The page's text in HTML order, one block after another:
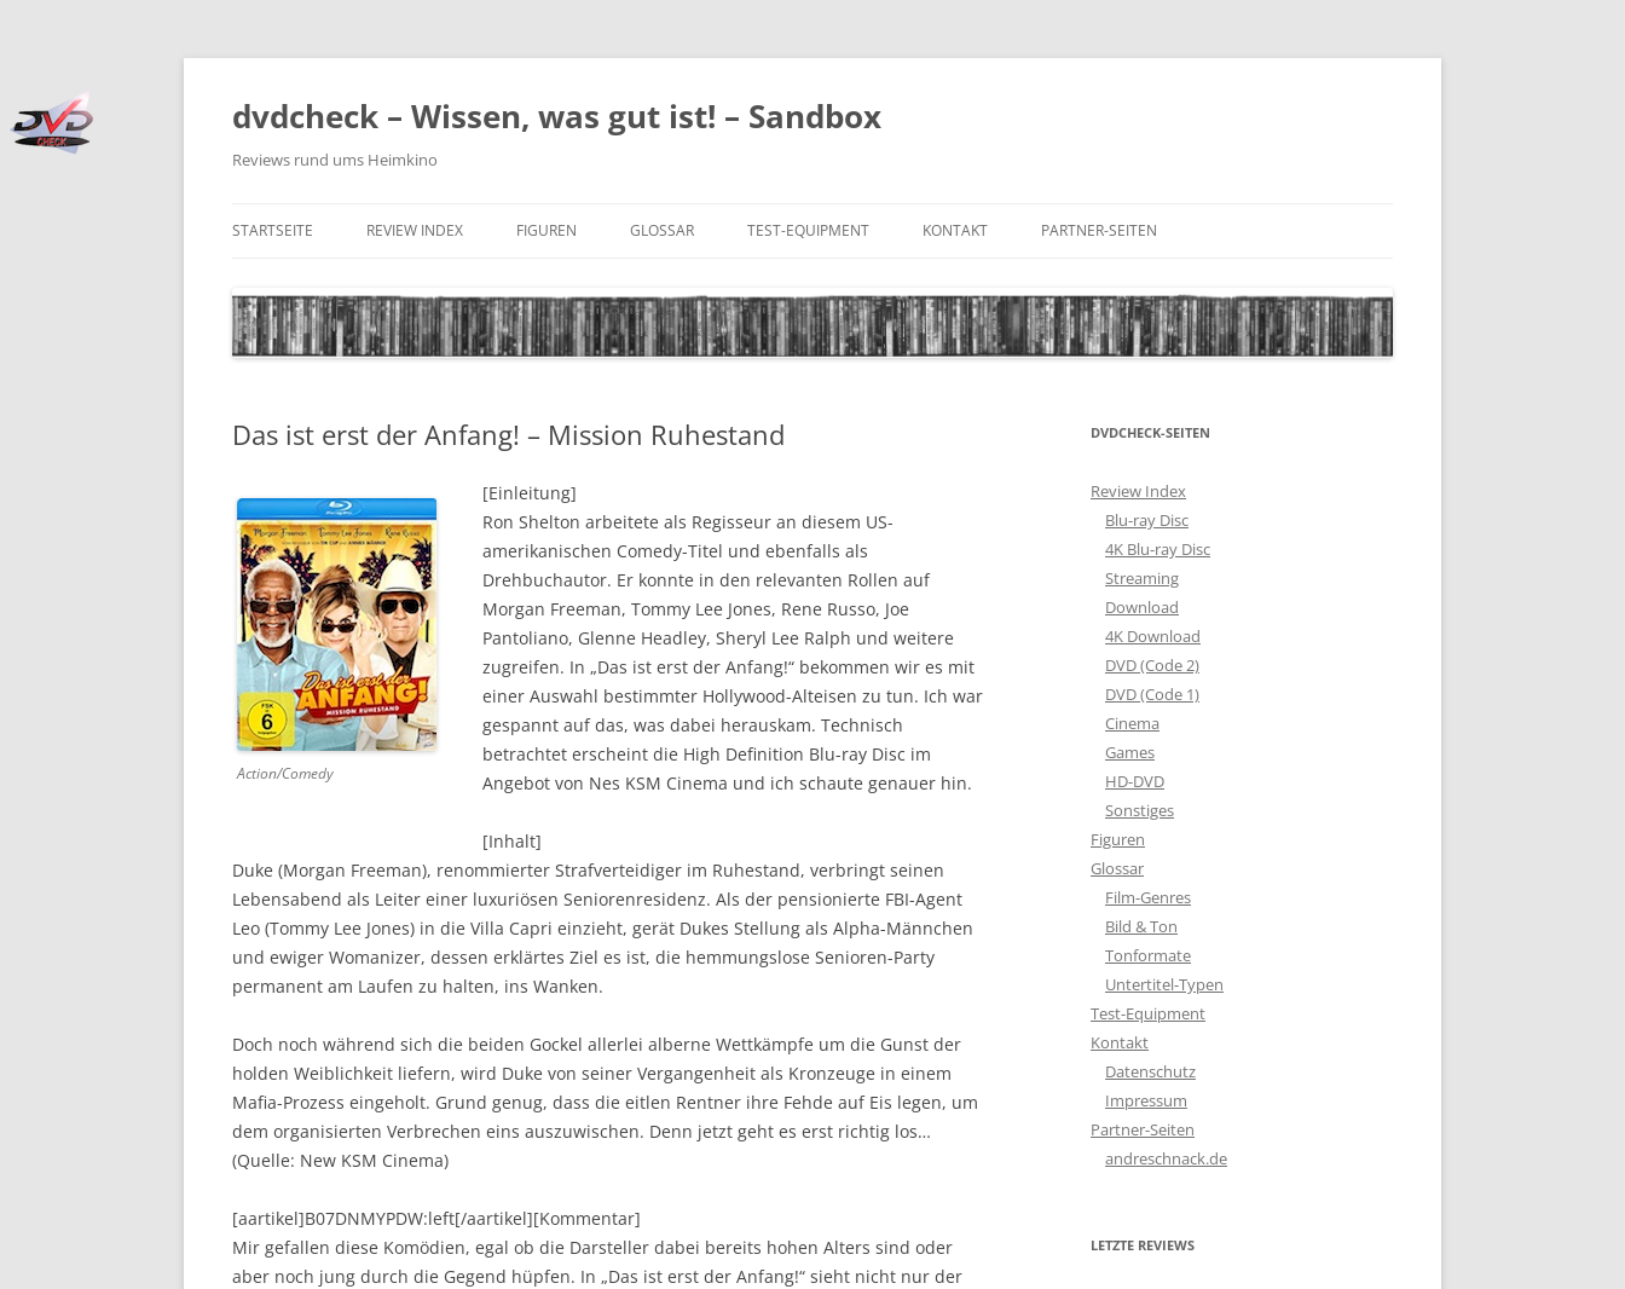
Zum
springen
dvdcheck – Wissen, was gut ist! – Sandbox
Reviews rund ums Heimkino
STARTSEITE REVIEW INDEX
4K BLU-RAY DISC
DOWNLOAD
DVD (CODE 2)
DVD (CODE 1)
CINEMA
GAMES
HD-DVD
FIGUREN GLOSSAR
BILD & TON
UNTERTITEL-TYPEN
TEST-EQUIPMENT KONTAKT
IMPRESSUM
PARTNER-SEITEN
Das ist erst der Anfang! – Mission Ruhestand
Action/Comedy
[Einleitung]
Ron Shelton arbeitete als Regisseur an diesem US-
amerikanischen Comedy-Titel und ebenfalls als
Drehbuchautor. Er konnte in den relevanten Rollen auf
Morgan Freeman, Tommy Lee Jones, Rene Russo, Joe
Pantoliano, Glenne Headley, Sheryl Lee Ralph und weitere
zugreifen. In „Das ist erst der Anfang!“ bekommen wir es mit
einer Auswahl bestimmter Hollywood-Alteisen zu tun. Ich war
gespannt auf das, was dabei herauskam. Technisch
betrachtet erscheint die High Definition Blu-ray Disc im
Angebot von Nes KSM Cinema und ich schaute genauer hin.
[Inhalt]
Duke (Morgan Freeman), renommierter Strafverteidiger im Ruhestand, verbringt seinen
Lebensabend als Leiter einer luxuriösen Seniorenresidenz. Als der pensionierte FBI-Agent
Leo (Tommy Lee Jones) in die Villa Capri einzieht, gerät Dukes Stellung als Alpha-Männchen
und ewiger Womanizer, dessen erklärtes Ziel es ist, die hemmungslose Senioren-Party
permanent am Laufen zu halten, ins Wanken.
Doch noch während sich die beiden Gockel allerlei alberne Wettkämpfe um die Gunst der
holden Weiblichkeit liefern, wird Duke von seiner Vergangenheit als Kronzeuge in einem
Mafia-Prozess eingeholt. Grund genug, dass die eitlen Rentner ihre Fehde auf Eis legen, um
dem organisierten Verbrechen eins auszuwischen. Denn jetzt geht es erst richtig los…
(Quelle: New KSM Cinema)
[aartikel]B07DNMYPDW:left[/aartikel][Kommentar]
Mir gefallen diese Komödien, egal ob die Darsteller dabei bereits hohen Alters sind oder
aber noch jung durch die Gegend hüpfen. In „Das ist erst der Anfang!“ sieht nicht nur der
DVDCHECK-SEITEN
Review Index
Blu-ray Disc
4K Blu-ray Disc
Streaming
Download
4K Download
DVD (Code 2)
DVD (Code 1)
Cinema
Games
HD-DVD
Sonstiges
Figuren
Glossar
Film-Genres
Bild & Ton
Tonformate
Untertitel-Typen
Test-Equipment
Kontakt
Datenschutz
Impressum
Partner-Seiten
andreschnack.de
LETZTE REVIEWS